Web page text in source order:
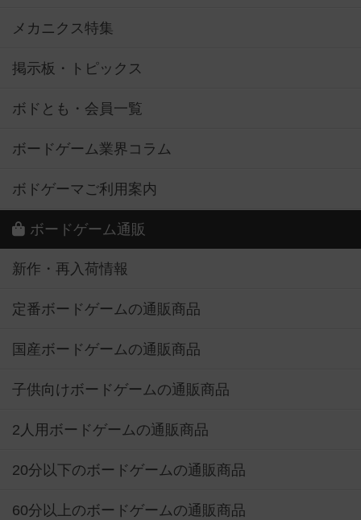
メカニクス特集
掲示板・トピックス
ボドとも・会員一覧
ボードゲーム業界コラム
ボドゲーマご利用案内
ボードゲーム通販
新作・再入荷情報
定番ボードゲームの通販商品
国産ボードゲームの通販商品
子供向けボードゲームの通販商品
2人用ボードゲームの通販商品
20分以下のボードゲームの通販商品
60分以上のボードゲームの通販商品